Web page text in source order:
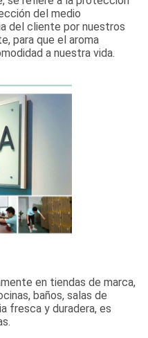
del medio
del cliente por nuestros
para que el aroma
a nuestra vida.
en tiendas de marca,
baños, salas de
fresca y duradera, es